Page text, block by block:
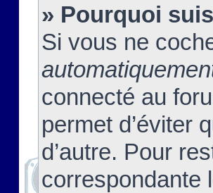
» Pourquoi
Si vous ne
connecté au
permet d’éviter
d’autre. Pour
correspondante